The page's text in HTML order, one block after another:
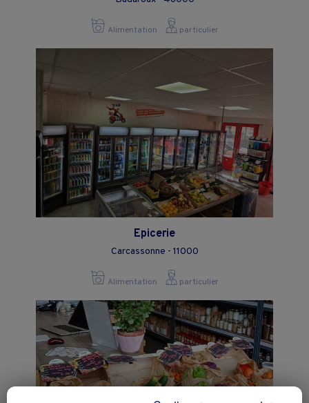
Alimentation particulier
Epicerie
Carcassonne - 11000
Alimentation particulier